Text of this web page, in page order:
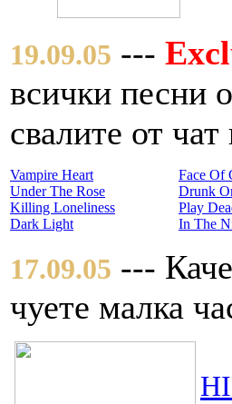
19.09.05 ---
всички песни
свалите от
Vampire Heart
Face Of
Under The Rose
Drunk
Killing Loneliness
Play
Dark Light
In The
17.09.05 ---
чуете малка